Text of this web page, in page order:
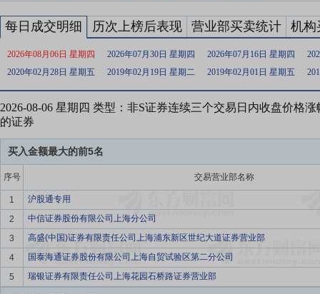
每日成交明细 历次上榜后表现 营业部买卖统计 机构
2026年08月06日 星期四 2026年07月30日 星期四 2026年07月16日 星期四
2020年02月28日 星期五
2019年02月19日 星期二 2019年02月01日 星期五
2026-08-06 星期四 类型：非S证券连续三个交易日内收盘价格
的证券
买入金额最大的前5名
序号 交易营业部名称
1
沪股通专用
2
中信证券股份有限公司上海分公司
3
高盛(中国)证券有限责任公司上海浦东新区世纪大道证券营业部
4
国泰海通证券股份有限公司上海自贸试验区第二分公司
5
瑞银证券有限责任公司上海花园石桥路证券营业部